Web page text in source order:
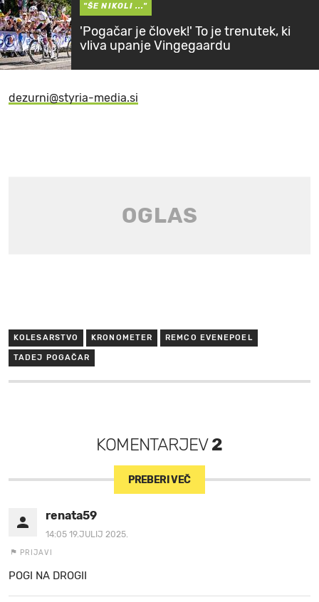
"ŠE NIKOLI ..."
'Pogačar je človek!' To je trenutek, ki
vliva upanje Vingegaardu
dezurni@styria-media.si
KOLESARSTVO KRONOMETER REMCO EVENEPOEL
TADEJ POGAČAR
KOMENTARJEV2
PREBERI VEČ
renata59
14:05 19.JULIJ 2025.
PRIJAVI
POGI NA DROGII